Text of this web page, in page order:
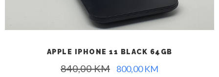
APPLE IPHONE 11 BLACK 64GB
840,00KM 800,00KM